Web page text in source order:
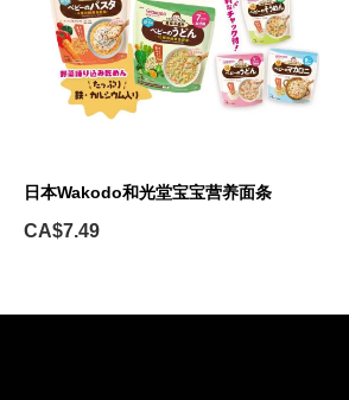
日本Wakodo和光堂宝宝营养面条
CA$7.49